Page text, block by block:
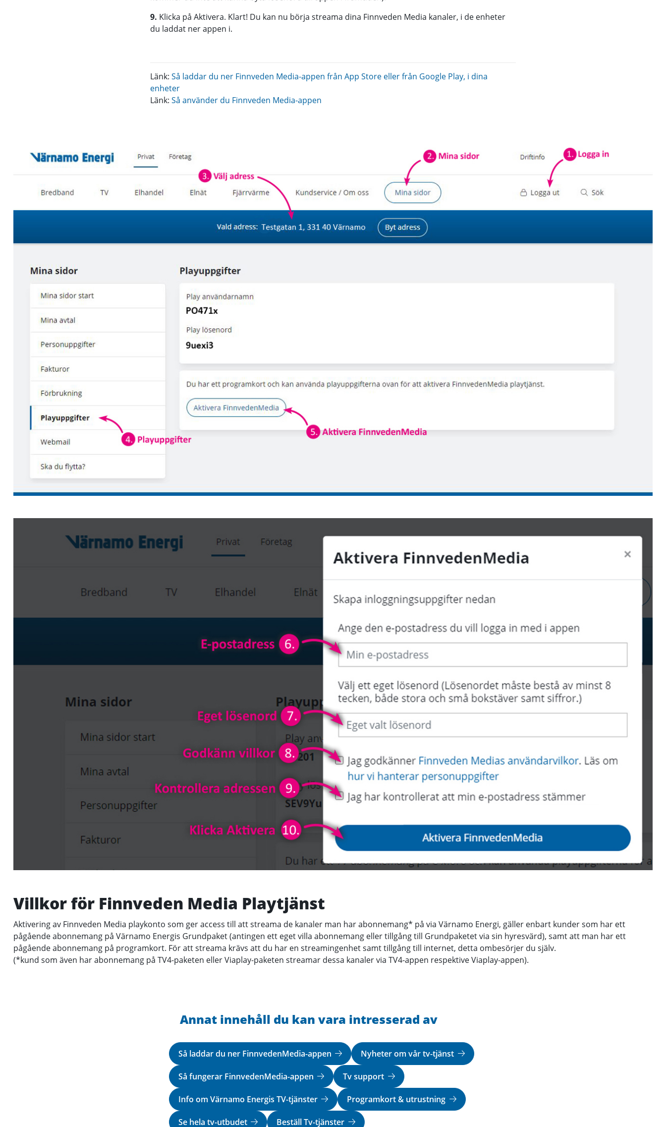
9. Klicka på Aktivera. Klart! Du kan nu börja streama dina Finnveden Media kanaler, i de enheter
du laddat ner appen i.
Länk: Så laddar du ner Finnveden Media-appen från App Store eller från Google Play, i dina
enheter
Länk: Så använder du Finnveden Media-appen
Villkor för Finnveden Media Playtjänst
Aktivering av Finnveden Media playkonto som ger access till att streama de kanaler man har abonnemang* på via Värnamo Energi, gäller enbart kunder som har ett
pågående abonnemang på Värnamo Energis Grundpaket (antingen ett eget villa abonnemang eller tillgång till Grundpaketet via sin hyresvärd), samt att man har ett
pågående abonnemang på programkort. För att streama krävs att du har en streamingenhet samt tillgång till internet, detta ombesörjer du själv.
(*kund som även har abonnemang på TV4-paketen eller Viaplay-paketen streamar dessa kanaler via TV4-appen respektive Viaplay-appen).
Annat innehåll du kan vara intresserad av
Så laddar du ner FinnvedenMedia-appen Nyheter om vår tv-tjänst
Så fungerar FinnvedenMedia-appen Tv support
Info om Värnamo Energis TV-tjänster Programkort & utrustning
Se hela tv-utbudet Beställ Tv-tjänster